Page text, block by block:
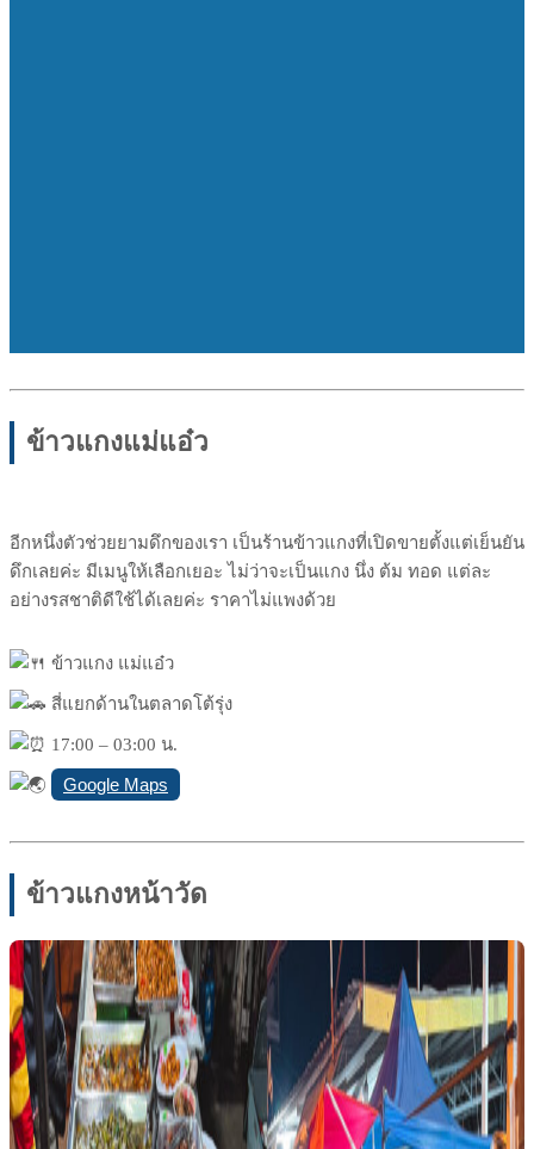
ข้าวแกงแม่แอ๋ว
อีกหนึ่งตัวช่วยยามดึกของเรา เป็นร้านข้าวแกงที่เปิดขายตั้งแต่เย็นยัน
ดึกเลยค่ะ มีเมนูให้เลือกเยอะ ไม่ว่าจะเป็นแกง นึ่ง ต้ม ทอด แต่ละ
อย่างรสชาติดีใช้ได้เลยค่ะ ราคาไม่แพงด้วย
ข้าวแกง แม่แอ๋ว
สี่แยกด้านในตลาดโต้รุ่ง
17:00 – 03:00 น.
Google Maps
ข้าวแกงหน้าวัด